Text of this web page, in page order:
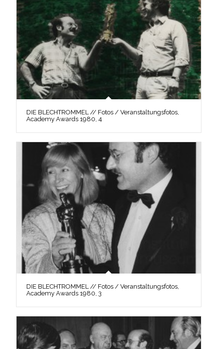
DIE BLECHTROMMEL // Fotos / Veranstaltungsfotos,
Academy Awards 1980, 4
DIE BLECHTROMMEL // Fotos / Veranstaltungsfotos,
Academy Awards 1980, 3